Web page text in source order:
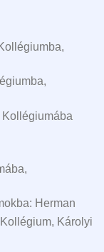
Herman
Kollégium, Károlyi